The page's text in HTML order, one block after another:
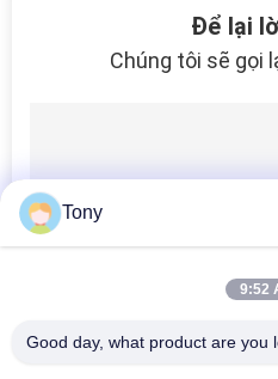
Đọc kỹ
trục
Để lại
Chúng tôi sẽ gọi
Tony
9:52
Good day, what product are you